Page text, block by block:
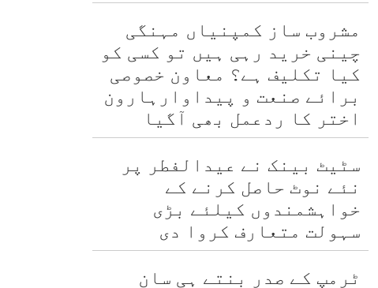
مشروب ساز کمپنیاں مہنگی
چینی خرید رہی ہیں تو کسی کو
کیا تکلیف ہے؟ معاون خصوصی
برائے صنعت و پیداوارہارون
اختر کا ردعمل بھی آگیا
سٹیٹ بینک نے عیدالفطر پر
نئے نوٹ حاصل کرنے کے
خواہشمندوں کیلئے بڑی
سہولت متعارف کروا دی
ٹرمپ کے صدر بنتے ہی سان